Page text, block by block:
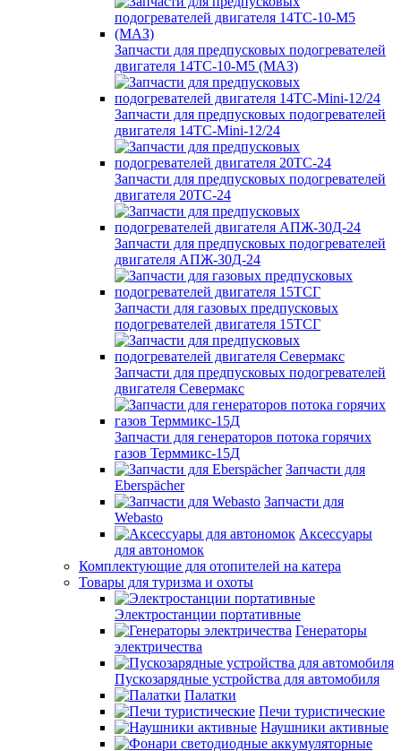
Запчасти для предпусковых подогревателей
двигателя 14ТС-10-М5 (МАЗ)
Запчасти для предпусковых подогревателей
двигателя 14ТС-Mini-12/24
Запчасти для предпусковых подогревателей
двигателя 20ТС-24
Запчасти для предпусковых подогревателей
двигателя АПЖ-30Д-24
Запчасти для газовых предпусковых
подогревателей двигателя 15ТСГ
Запчасти для предпусковых подогревателей
двигателя Севермакс
Запчасти для генераторов потока горячих
газов Терммикс-15Д
Запчасти для
Eberspächer
Запчасти для
Webasto
Аксессуары
для автономок
Комплектующие для отопителей на катера
Товары для туризма и охоты
Электростанции портативные
Генераторы
электричества
Пускозарядные устройства для автомобиля
Палатки
Печи туристические
Наушники активные